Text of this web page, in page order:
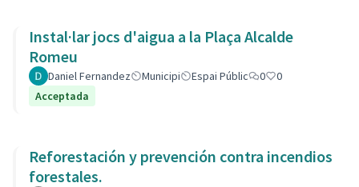
Instal·lar jocs d'aigua a la Plaça Alcalde
Romeu
Daniel Fernandez Municipi Espai Públic 0
0
Acceptada
Reforestación y prevención contra incendios
forestales.